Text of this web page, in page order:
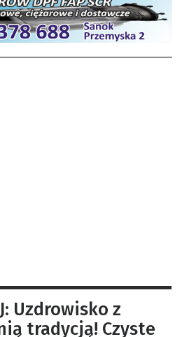
Uzdrowisko z
tradycją! Czyste